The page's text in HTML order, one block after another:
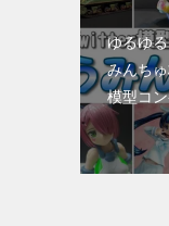
ゆるゆ
みんち
模型コ